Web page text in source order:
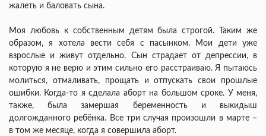
жалеть и баловать сына.
Моя любовь к собственным детям была строгой. Таким же
образом, я хотела вести себя с пасынком. Мои дети уже
взрослые и живут отдельно. Сын страдает от депрессии, в
которую я не верю и этим сильно его расстраиваю. Я пытаюсь
молиться, отмаливать, прощать и отпускать свои прошлые
ошибки. Когда-то я сделала аборт на большом сроке. У меня,
также, была замершая беременность и выкидыш
долгожданного ребёнка. Все три случая произошли в марте –
в том же месяце, когда я совершила аборт.